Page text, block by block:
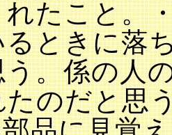
たこと。
ときに落
。係の人
のだと思